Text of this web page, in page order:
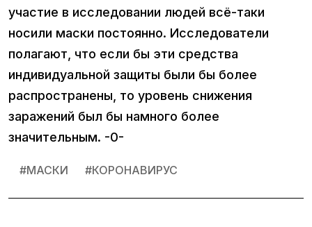
участие в исследовании людей всё-таки
носили маски постоянно. Исследователи
полагают, что если бы эти средства
индивидуальной защиты были бы более
распространены, то уровень снижения
заражений был бы намного более
значительным. -0-
#МАСКИ #КОРОНАВИРУС